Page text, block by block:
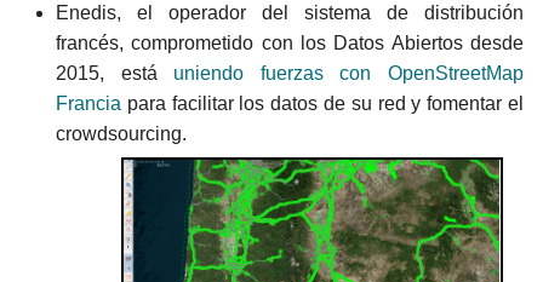
Enedis, el operador del sistema de distribución
francés, comprometido con los Datos Abiertos desde
2015, está uniendo fuerzas con OpenStreetMap
Francia para facilitar los datos de su red y fomentar el
crowdsourcing.